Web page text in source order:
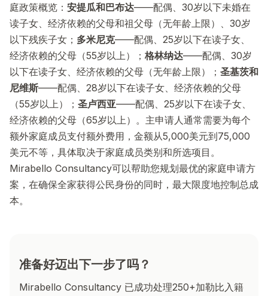
庭政策概览： 安提瓜和巴布达——配偶、30岁以下未婚在
读子女、经济依赖的父母和祖父母（无年龄上限）、30岁
以下残疾子女； 多米尼克——配偶、25岁以下在读子女、
经济依赖的父母（55岁以上）； 格林纳达——配偶、30岁
以下在读子女、经济依赖的父母（无年龄上限）； 圣基茨和
尼维斯——配偶、28岁以下在读子女、经济依赖的父母
（55岁以上）； 圣卢西亚——配偶、25岁以下在读子女、
经济依赖的父母（65岁以上）。主申请人通常需要为每个
额外家庭成员支付额外费用，金额从5,000美元到75,000
美元不等，具体取决于家庭成员类别和所选项目。
Mirabello Consultancy可以帮助您规划最优的家庭申请方
案，在确保全家获得公民身份的同时，最大限度地控制总成
本。
准备好迈出下一步了吗？
Mirabello Consultancy 已成功处理250+加勒比入籍